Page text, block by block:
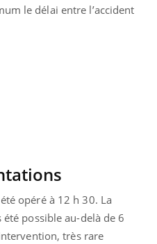
le délai entre l’accident
opéré à 12 h 30. La
possible au-delà de 6
très rare